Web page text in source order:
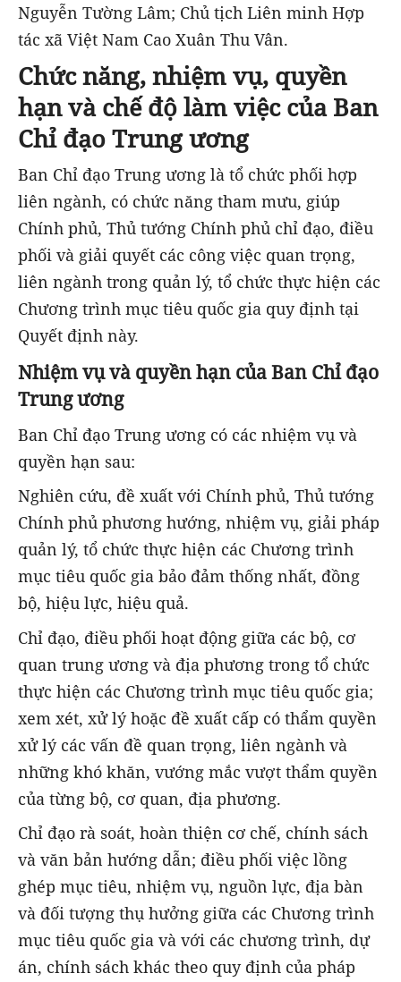
Nguyễn Tường Lâm; Chủ tịch Liên minh Hợp
tác xã Việt Nam Cao Xuân Thu Vân.
Chức năng, nhiệm vụ, quyền
hạn và chế độ làm việc của Ban
Chỉ đạo Trung ương
Ban Chỉ đạo Trung ương là tổ chức phối hợp
liên ngành, có chức năng tham mưu, giúp
Chính phủ, Thủ tướng Chính phủ chỉ đạo, điều
phối và giải quyết các công việc quan trọng,
liên ngành trong quản lý, tổ chức thực hiện các
Chương trình mục tiêu quốc gia quy định tại
Quyết định này.
Nhiệm vụ và quyền hạn của Ban Chỉ đạo
Trung ương
Ban Chỉ đạo Trung ương có các nhiệm vụ và
quyền hạn sau:
Nghiên cứu, đề xuất với Chính phủ, Thủ tướng
Chính phủ phương hướng, nhiệm vụ, giải pháp
quản lý, tổ chức thực hiện các Chương trình
mục tiêu quốc gia bảo đảm thống nhất, đồng
bộ, hiệu lực, hiệu quả.
Chỉ đạo, điều phối hoạt động giữa các bộ, cơ
quan trung ương và địa phương trong tổ chức
thực hiện các Chương trình mục tiêu quốc gia;
xem xét, xử lý hoặc đề xuất cấp có thẩm quyền
xử lý các vấn đề quan trọng, liên ngành và
những khó khăn, vướng mắc vượt thẩm quyền
của từng bộ, cơ quan, địa phương.
Chỉ đạo rà soát, hoàn thiện cơ chế, chính sách
và văn bản hướng dẫn; điều phối việc lồng
ghép mục tiêu, nhiệm vụ, nguồn lực, địa bàn
và đối tượng thụ hưởng giữa các Chương trình
mục tiêu quốc gia và với các chương trình, dự
án, chính sách khác theo quy định của pháp